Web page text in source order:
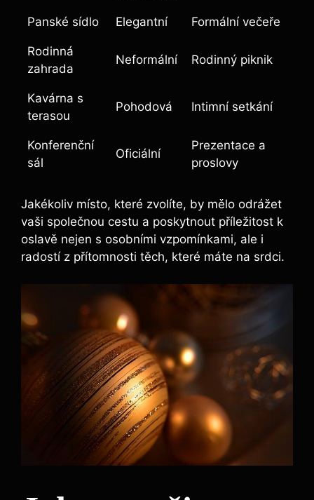
Panské sídlo Elegantní Formální večeře
Rodinná
zahrada
Neformální Rodinný piknik
Kavárna s
terasou
Pohodová Intimní setkání
Konferenční
sál
Oficiální
Prezentace a
proslovy
Jakékoliv místo, které zvolíte, by mělo odrážet
vaši společnou cestu a poskytnout příležitost k
oslavě nejen s osobními vzpomínkami, ale i
radostí z přítomnosti těch, které máte na srdci.